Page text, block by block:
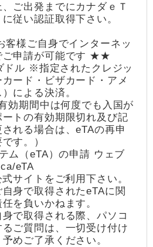
ご出発までにカナダｅＴ
従い認証取得下さい。
様ご自身でインターネッ
ご申請が可能です ★★
ドル ※指定されたクレジッ
カード・ビザカード・アメ
による決済。
効期間中は何度でも入国が
トの有効期限切れ及び記
れる場合は、eTAの再申
す。）
ム（eTA）の申請 ウェブ
eTA
サイトをご利用下さい。
身で取得されたeTAに関
を負いかねます。
で取得される際、パソコ
ご質問は、一切受け付け
めご了承ください。